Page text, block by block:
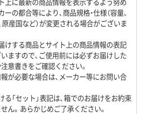
の都合等により、商品規格・仕様（容量、
原産国など）が変更される場合がございま
けする商品とサイト上の商品情報の表記
ますので、ご使用前には必ずお届けした
意書きをご確認ください。
が必要な場合は、メーカー等にお問い合
る「セット」表記は、箱でのお届けをお約束
ん。あらかじめご了承ください。